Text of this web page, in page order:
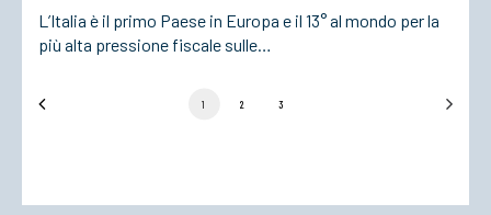
L’Italia è il primo Paese in Europa e il 13° al mondo per la
più alta pressione fiscale sulle…
1 2 3